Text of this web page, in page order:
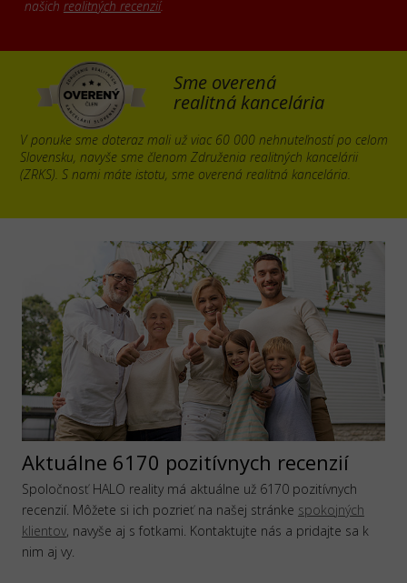
našich realitných recenzií.
Sme overená
realitná kancelária
V ponuke sme doteraz mali už viac 60 000 nehnuteľností po celom
Slovensku, navyše sme členom Združenia realitných kancelárii
(ZRKS). S nami máte istotu, sme overená realitná kancelária.
Aktuálne 6170 pozitívnych recenzií
Spoločnosť HALO reality má aktuálne už 6170 pozitívnych
recenzií. Môžete si ich pozrieť na našej stránke spokojných
klientov, navyše aj s fotkami. Kontaktujte nás a pridajte sa k
nim aj vy.